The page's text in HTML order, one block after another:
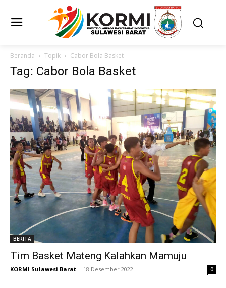
Beranda Topik Cabor Bola Basket
Tag: Cabor Bola Basket
BERITA
Tim Basket Mateng Kalahkan Mamuju
KORMI Sulawesi Barat - 18 Desember 2022 0